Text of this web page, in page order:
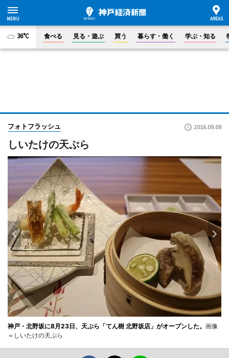
36°C 食べる 見る・遊ぶ 買う 暮らす・働く 学ぶ・知る
フォトフラッシュ 2016.09.09
しいたけの天ぷら
神戸・北野坂に8月23日、天ぷら「てん樹 北野坂店」がオープンした。 画像
＝しいたけの天ぷら